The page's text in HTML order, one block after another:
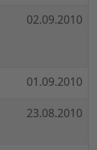
02.09.2010
01.09.2010
23.08.2010